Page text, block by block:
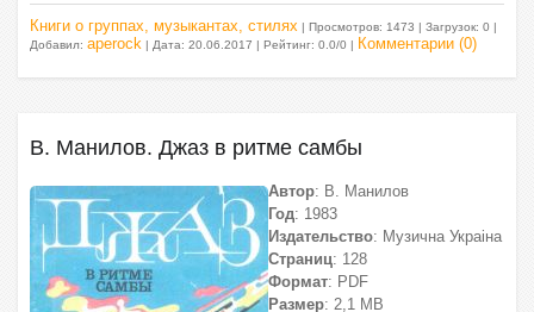
Книги о группах, музыкантах, стилях | Просмотров: 1473 | Загрузок: 0 |
Добавил: aperock | Дата: 20.06.2017 | Рейтинг: 0.0/0 | Комментарии (0)
В. Манилов. Джаз в ритме самбы
Автор: В. Манилов
Год: 1983
Издательство: Музична Украiна
Страниц: 128
Формат: PDF
Размер: 2,1 МВ